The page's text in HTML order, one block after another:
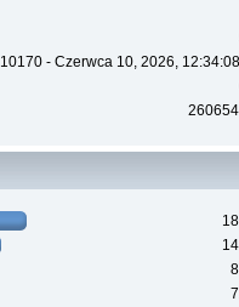
10170 - Czerwca 10, 2026,